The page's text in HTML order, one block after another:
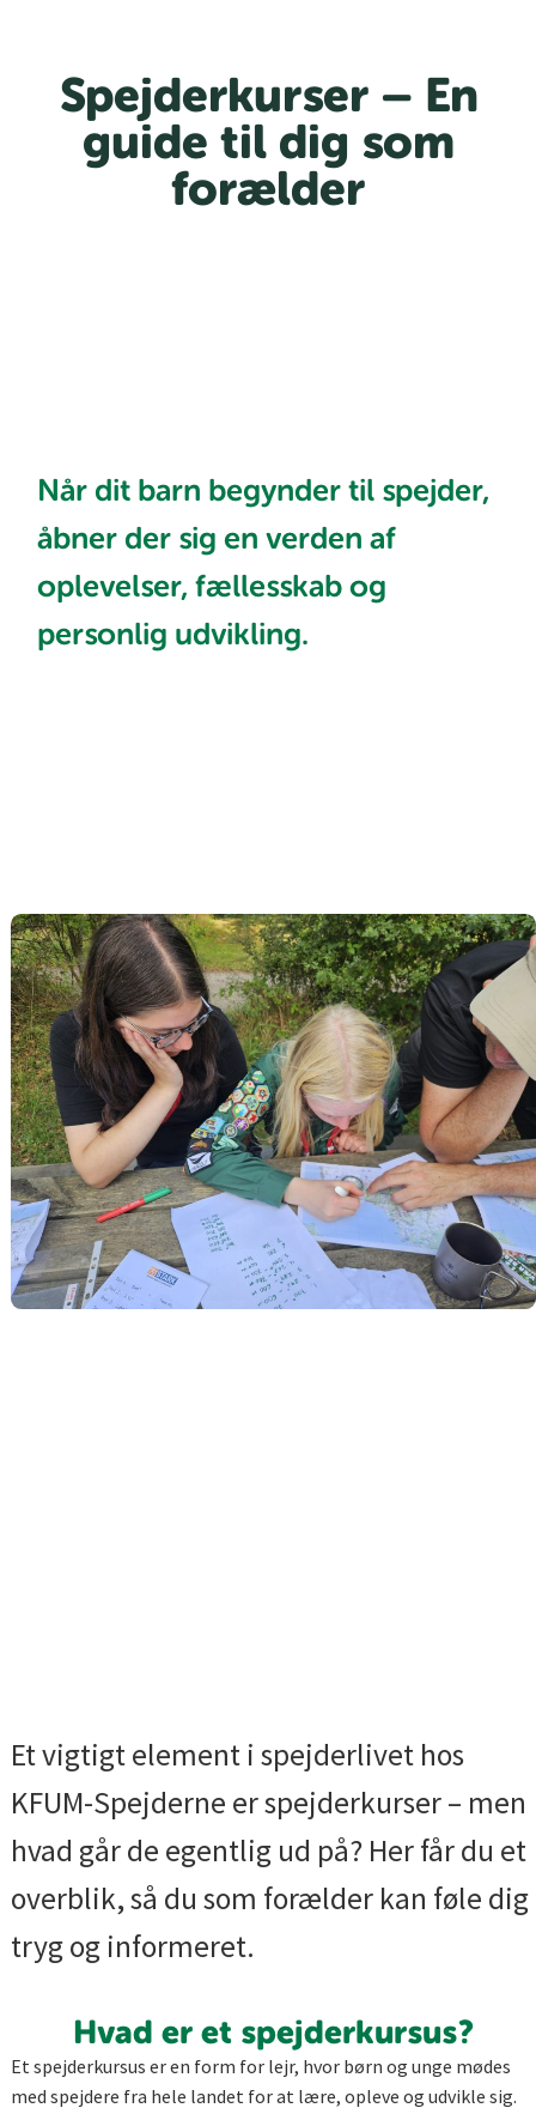
Spejderkurser – En
guide til dig som
forælder
Når dit barn begynder til spejder,
åbner der sig en verden af
oplevelser, fællesskab og
personlig udvikling.
Et vigtigt element i spejderlivet hos
KFUM-Spejderne er spejderkurser – men
hvad går de egentlig ud på? Her får du et
overblik, så du som forælder kan føle dig
tryg og informeret.
Hvad er et spejderkursus?
Et spejderkursus er en form for lejr, hvor børn og unge mødes
med spejdere fra hele landet for at lære, opleve og udvikle sig.